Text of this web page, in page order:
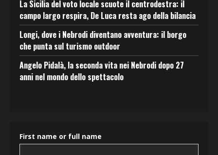
La Sicilia del voto locale scuote il centrodestra: il
campo largo respira, De Luca resta ago della bilancia
Longi, dove i Nebrodi diventano avventura: il borgo
che punta sul turismo outdoor
Angelo Pidalà, la seconda vita nei Nebrodi dopo 27
anni nel mondo dello spettacolo
First name or full name